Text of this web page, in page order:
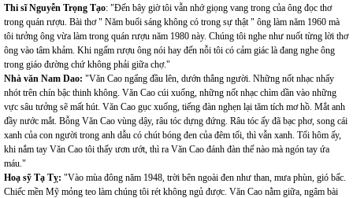
Thi sĩ Nguyễn Trọng Tạo: "Đến bây giờ tôi vẫn nhớ giọng vang trong của ông đọc thơ
trong quán rượu. Bài thơ " Năm buổi sáng không có trong sự thật " ông làm năm 1960 mà
tôi tưởng ông vừa làm trong quán rượu năm 1980 này. Chúng tôi nghe như nuốt từng lời thơ
ông vào tâm khảm. Khi ngấm rượu ông nói hay đến nỗi tôi có cảm giác là đang nghe ông
trong giáo đường chứ không phải giữa chợ."
Nhà văn Nam Dao: "Văn Cao ngẩng đầu lên, dướn thẳng người. Những nốt nhạc nhẩy
nhót trên chín bậc thinh không. Văn Cao cúi xuống, những nốt nhạc chìm dần vào những
vực sâu tưởng sẽ mất hút. Văn Cao gục xuống, tiếng đàn nghẹn lại tăm tích mơ hồ. Mắt anh
đầy nước mắt. Bỗng Văn Cao vùng dậy, râu tóc dựng đứng. Râu tóc ấy đã bạc phơ, song cái
xanh của con người trong anh dẫu có chút bóng đen của đêm tối, thì vẫn xanh. Tối hôm ấy,
khi nắm tay Văn Cao tôi thấy ươn ướt, thì ra Văn Cao đánh đàn thế nào mà ngón tay ứa
máu."
Hoạ sỹ Tạ Tỵ: "Vào mùa đông năm 1948, trời bên ngoài đen như than, mưa phùn, gió bấc.
Chiếc mền Mỹ mỏng teo làm chúng tôi rét không ngủ được. Văn Cao nằm giữa, ngâm bài